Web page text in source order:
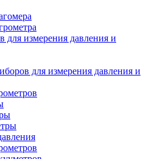
для измерения давления и
для измерения давления и